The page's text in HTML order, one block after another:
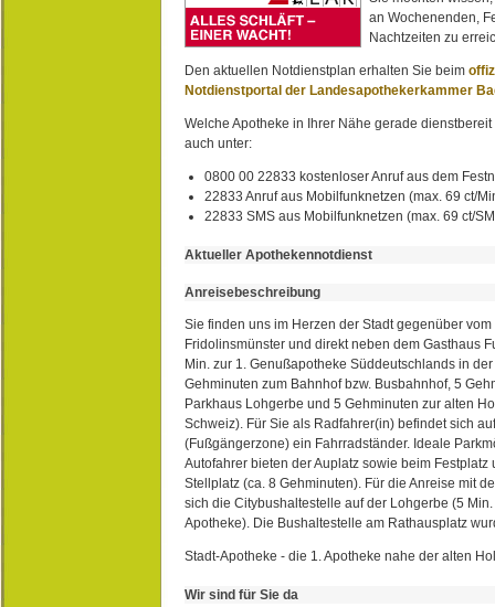
an Wochenenden,
Nachtzeiten zu
Den aktuellen Notdienstplan erhalten Sie beim
Notdienstportal der Landesapothekerkammer
Welche Apotheke in Ihrer Nähe gerade
auch unter:
0800 00 22833 kostenloser Anruf aus dem
22833 Anruf aus Mobilfunknetzen (max. 69 ct/
22833 SMS aus Mobilfunknetzen (max. 69 ct/
Aktueller Apothekennotdienst
Anreisebeschreibung
Sie finden uns im Herzen der Stadt gegenüber
Fridolinsmünster und direkt neben dem Gasthaus
Min. zur 1. Genußapotheke Süddeutschlands in
Gehminuten zum Bahnhof bzw. Busbahnhof, 5
Parkhaus Lohgerbe und 5 Gehminuten zur alten
Schweiz). Für Sie als Radfahrer(in) befindet sich
(Fußgängerzone) ein Fahrradständer. Ideale
Autofahrer bieten der Auplatz sowie beim Festplatz
Stellplatz (ca. 8 Gehminuten). Für die Anreise mit
sich die Citybushaltestelle auf der Lohgerbe (5
Apotheke). Die Bushaltestelle am Rathausplatz
Stadt-Apotheke - die 1. Apotheke nahe der alten
Wir sind für Sie da